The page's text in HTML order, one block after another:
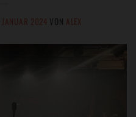
2024 VON ALEX